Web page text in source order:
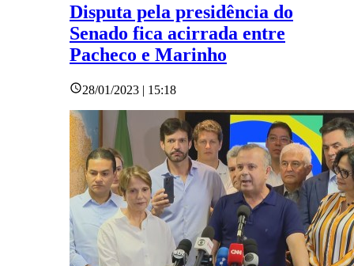
Disputa pela presidência do
Senado fica acirrada entre
Pacheco e Marinho
28/01/2023 | 15:18